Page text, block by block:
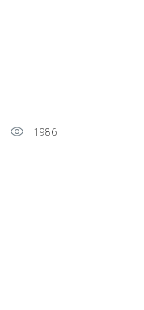
1986